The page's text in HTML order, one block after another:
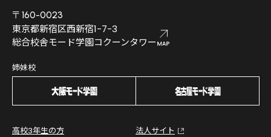
〒160-0023
東京都新宿区西新宿1-7-3
総合校舎モード学園コクーンタワー
姉妹校
高校3年生の方
法人サイト